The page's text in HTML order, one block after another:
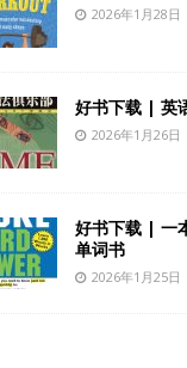
2026年1月28日
好书下载 | 英
2026年1月26日
好书下载 | 一
单词书
2026年1月25日